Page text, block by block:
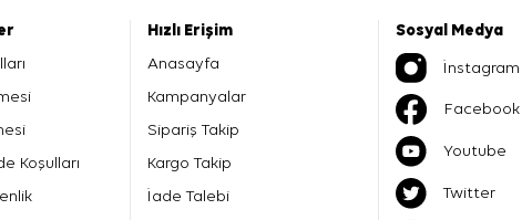
Koşulları
Hızlı Erişim
Anasayfa
Kampanyalar
Sipariş Takip
Kargo Takip
İade Talebi
Sosyal Medya
İnstagram
Facebook
Youtube
Twitter